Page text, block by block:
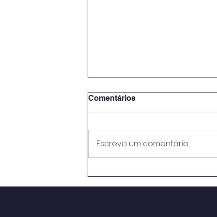
Comentários
Escreva um comentário